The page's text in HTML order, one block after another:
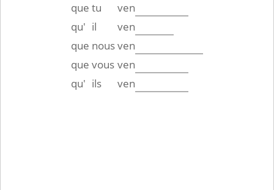
que tu
ven
qu' il
ven
que nousven
que vous ven
qu' ils ven